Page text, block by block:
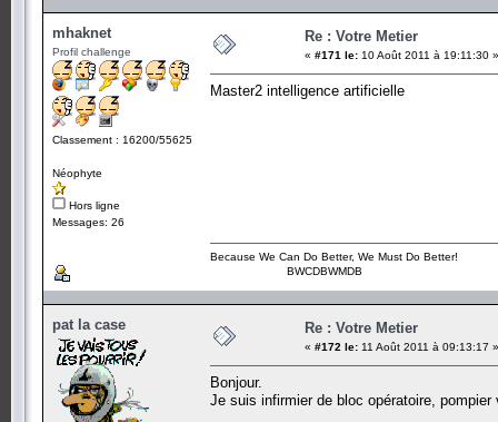
mhaknet
Profil challenge
Classement : 16200/55625
Néophyte
Hors ligne
Messages: 26
Re : Votre Metier
« #171 le: 10 Août 2011 à 19:11:30 »
Master2 intelligence artificielle
Because We Can Do Better, We Must Do Better!
BWCDBWMDB
pat la case Re : Votre Metier
« #172 le: 11 Août 2011 à 09:13:17 »
Bonjour.
Je suis infirmier de bloc opératoire,